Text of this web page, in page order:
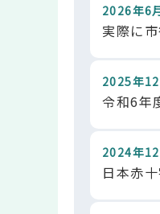
2026年6
実際に
2025年
令和6年
2024年
日本赤